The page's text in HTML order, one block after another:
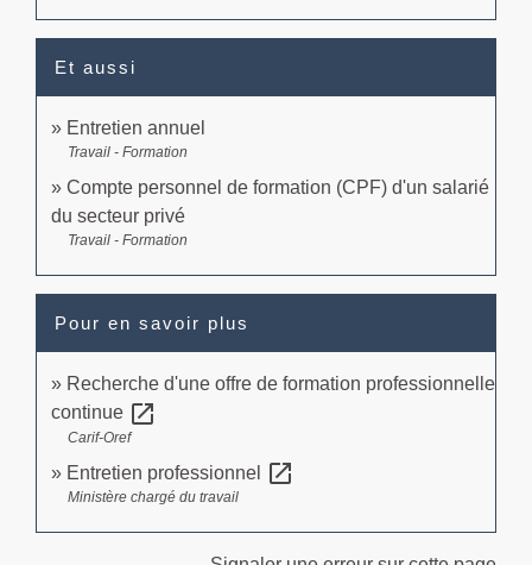
Et aussi
Entretien annuel
Travail - Formation
Compte personnel de formation (CPF) d'un salarié
du secteur privé
Travail - Formation
Pour en savoir plus
Recherche d'une offre de formation professionnelle
continue open_in_new
Carif-Oref
Entretien professionnel open_in_new
Ministère chargé du travail